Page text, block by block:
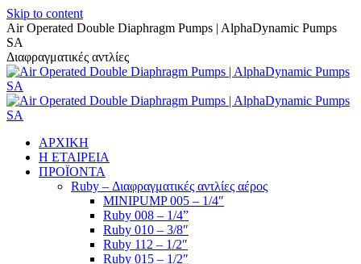
Skip to content
Air Operated Double Diaphragm Pumps | AlphaDynamic Pumps
SA
Διαφραγματικές αντλίες
ΑΡΧΙΚΗ
Η ΕΤΑΙΡΕΙΑ
ΠΡΟΪΟΝΤΑ
Ruby – Διαφραγματικές αντλίες αέρος
MINIPUMP 005 – 1/4″
Ruby 008 – 1/4”
Ruby 010 – 3/8″
Ruby 112 – 1/2″
Ruby 015 – 1/2″